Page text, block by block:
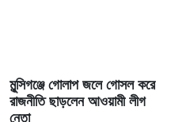
মুন্সিগঞ্জে গোলাপ জলে গোসল করে
রাজনীতি ছাড়লেন আওয়ামী লীগ
নেতা